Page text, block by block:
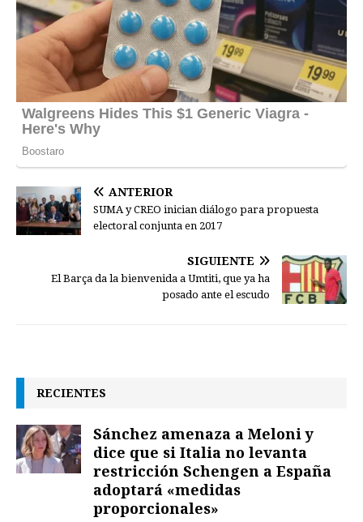
ANTERIOR
SUMA y CREO inician diálogo para propuesta
electoral conjunta en 2017
SIGUIENTE
El Barça da la bienvenida a Umtiti, que ya ha
posado ante el escudo
RECIENTES
Sánchez amenaza a Meloni y
dice que si Italia no levanta
restricción Schengen a España
adoptará «medidas
proporcionales»